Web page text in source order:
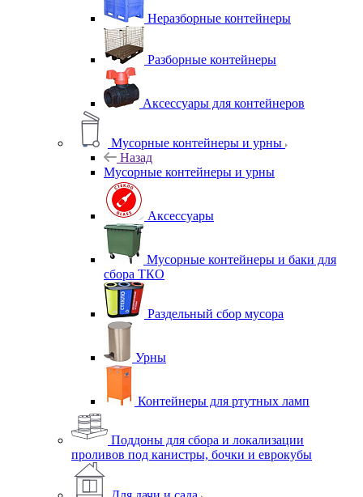
Неразборные контейнеры
Разборные контейнеры
Аксессуары для контейнеров
Мусорные контейнеры и урны
Назад
Мусорные контейнеры и урны
Аксессуары
Мусорные контейнеры и баки для
сбора ТКО
Раздельный сбор мусора
Урны
Контейнеры для ртутных ламп
Поддоны для сбора и локализации
проливов под канистры, бочки и еврокубы